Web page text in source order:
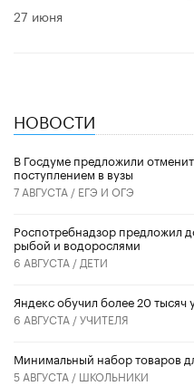
27 июня
НОВОСТИ
В Госдуме предложили
поступлением в вузы
7 АВГУСТА / ЕГЭ И ОГЭ
Роспотребнадзор предложил
рыбой и водорослями
6 АВГУСТА / ДЕТИ
​Яндекс обучил более 20 тысяч
6 АВГУСТА /УЧИТЕЛЯ
Минимальный набор товаров
5 АВГУСТА / ШКОЛЬНИКИ